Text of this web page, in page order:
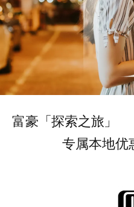
容
富豪「探索之旅」
专属本地优